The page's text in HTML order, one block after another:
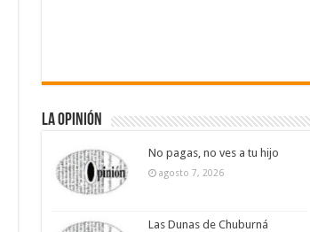
La Opinión
No pagas, no ves a tu hijo
agosto 7, 2026
Las Dunas de Chuburná